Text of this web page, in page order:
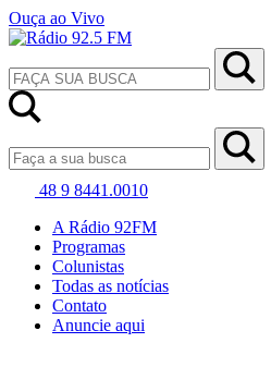
Ouça ao Vivo
48 9 8441.0010
A Rádio 92FM
Programas
Colunistas
Todas as notícias
Contato
Anuncie aqui